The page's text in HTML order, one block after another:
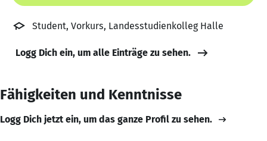
Student, Vorkurs, Landesstudienkolleg Halle
Logg Dich ein, um alle Einträge zu sehen.
Fähigkeiten und Kenntnisse
Logg Dich jetzt ein, um das ganze Profil zu sehen.